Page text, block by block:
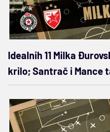
Idealnih 11 Milka
krilo; Santrač i Mance